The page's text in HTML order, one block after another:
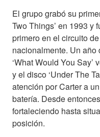
El grupo grabó su
Two Things’ en 1993 y
primero en el circuito
nacionalmente. Un
‘What Would You
y el disco ‘Under The
atención por Carter a
batería. Desde
fortaleciendo hasta
posición.